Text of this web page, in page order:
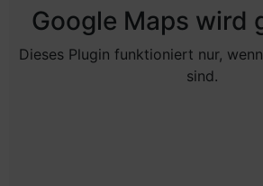
Google Maps wird
Dieses Plugin funktioniert nur,
sind.